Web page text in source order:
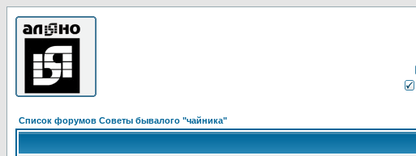
Список форумов Советы бывалого "чайника"